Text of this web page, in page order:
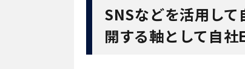
SNSなどを活用し
開する軸として自社